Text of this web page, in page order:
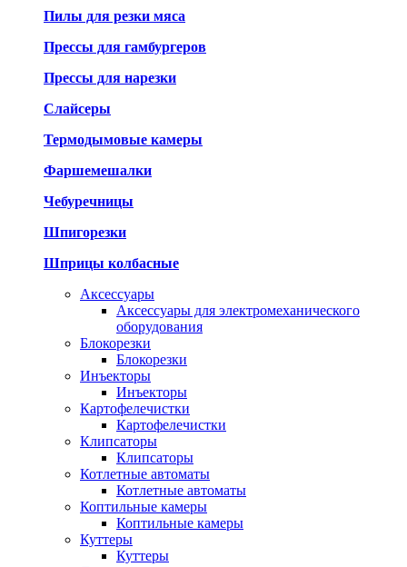
Пилы для резки мяса
Прессы для гамбургеров
Прессы для нарезки
Слайсеры
Термодымовые камеры
Фаршемешалки
Чебуречницы
Шпигорезки
Шприцы колбасные
Аксессуары
Аксессуары для электромеханического
оборудования
Блокорезки
Блокорезки
Инъекторы
Инъекторы
Картофелечистки
Картофелечистки
Клипсаторы
Клипсаторы
Котлетные автоматы
Котлетные автоматы
Коптильные камеры
Коптильные камеры
Куттеры
Куттеры